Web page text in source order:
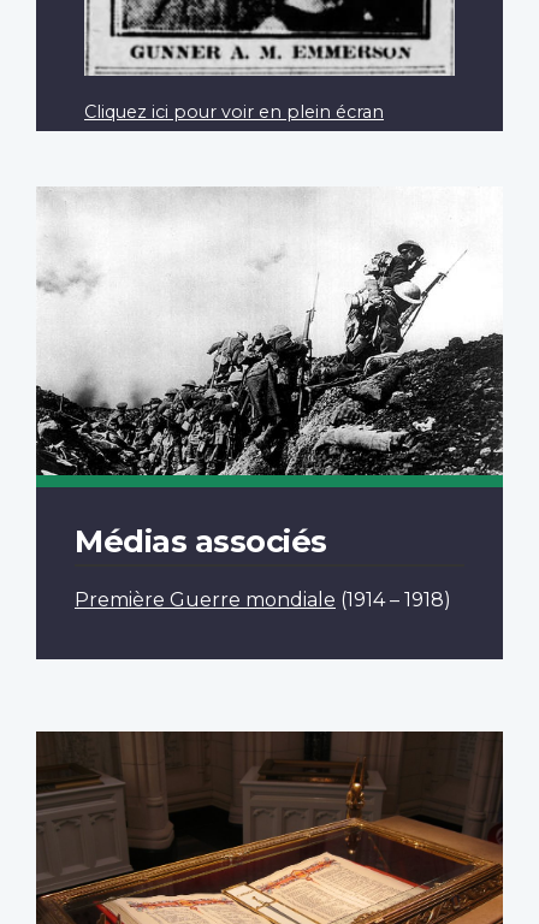
Cliquez ici pour voir en plein écran
Médias associés
Première Guerre mondiale (1914 – 1918)